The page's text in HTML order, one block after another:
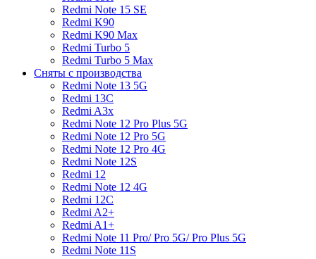
Redmi Note 15 SE
Redmi K90
Redmi K90 Max
Redmi Turbo 5
Redmi Turbo 5 Max
Сняты с производства
Redmi Note 13 5G
Redmi 13C
Redmi A3x
Redmi Note 12 Pro Plus 5G
Redmi Note 12 Pro 5G
Redmi Note 12 Pro 4G
Redmi Note 12S
Redmi 12
Redmi Note 12 4G
Redmi 12C
Redmi A2+
Redmi A1+
Redmi Note 11 Pro/ Pro 5G/ Pro Plus 5G
Redmi Note 11S